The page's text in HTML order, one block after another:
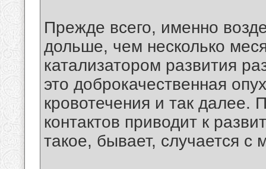
Прежде всего, именно
дольше, чем несколько
катализатором развития
это доброкачественная
кровотечения и так далее.
контактов приводит к
такое, бывает, случается с